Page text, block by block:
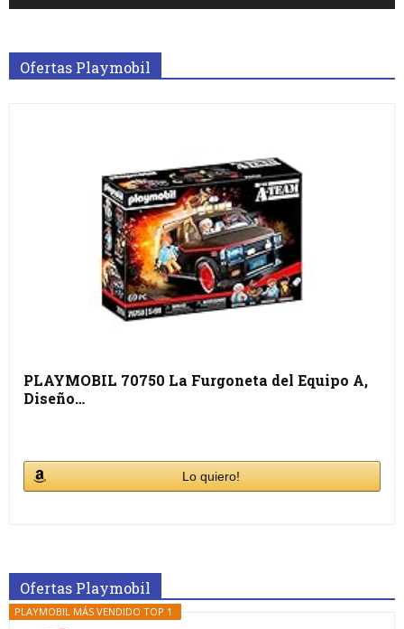
Ofertas Playmobil
PLAYMOBIL 70750 La Furgoneta del Equipo A,
Diseño…
Lo quiero!
Ofertas Playmobil
PLAYMOBIL MÁS VENDIDO TOP 1